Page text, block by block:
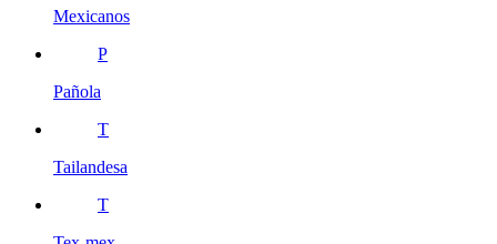
Mexicanos
P
Pañola
T
Tailandesa
T